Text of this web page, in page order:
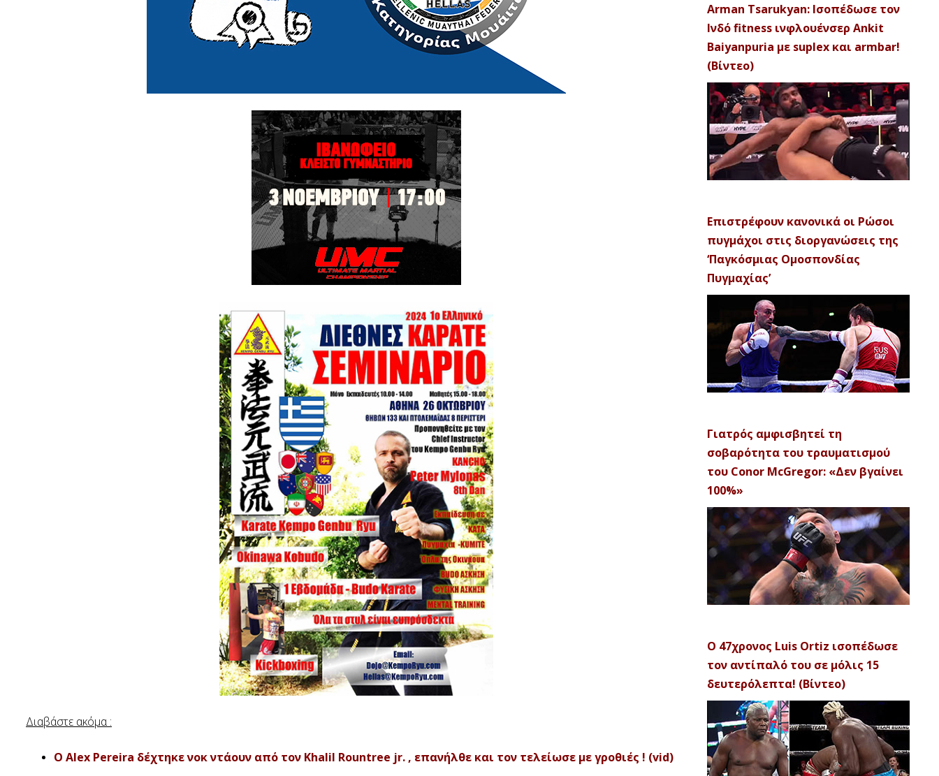
Διαβάστε ακόμα :
Ο Alex Pereira δέχτηκε νοκ ντάουν από τον Khalil Rountree jr. , επανήλθε και τον τελείωσε με γροθιές ! (vid)
Arman Tsarukyan: Ισοπέδωσε τον
Ινδό fitness ινφλουένσερ Ankit
Baiyanpuria με suplex και armbar!
(Βίντεο)
Επιστρέφουν κανονικά οι Ρώσοι
πυγμάχοι στις διοργανώσεις της
‘Παγκόσμιας Ομοσπονδίας
Πυγμαχίας’
Γιατρός αμφισβητεί τη
σοβαρότητα του τραυματισμού
του Conor McGregor: «Δεν βγαίνει
100%»
Ο 47χρονος Luis Ortiz ισοπέδωσε
τον αντίπαλό του σε μόλις 15
δευτερόλεπτα! (Βίντεο)